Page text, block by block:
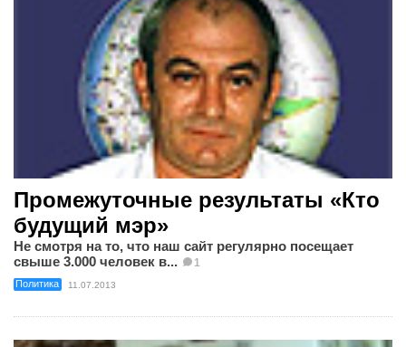
Промежуточные результаты «Кто
будущий мэр»
Не смотря на то, что наш сайт регулярно посещает
свыше 3.000 человек в...
1
Политика 11.07.2013